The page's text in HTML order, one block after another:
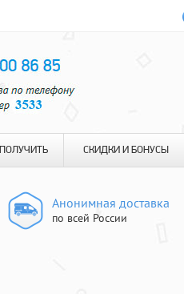
СКИДКИ И БОНУСЫ
Анонимная доставка
по всей России